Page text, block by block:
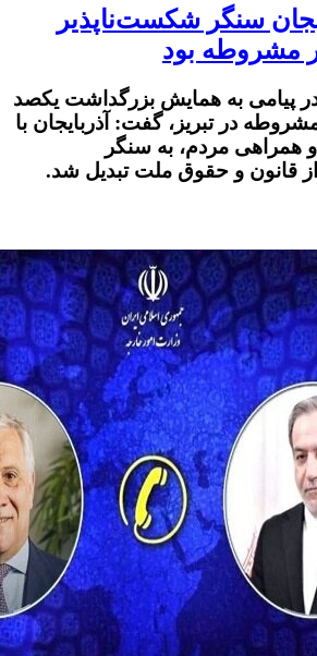
سنگر شکست‌ناپذیر
مشروطه بود
پیامی به همایش بزرگداشت یکصد
در تبریز، گفت: آذربایجان با
همراهی مردم، به سنگر
قانون و حقوق ملت تبدیل شد.